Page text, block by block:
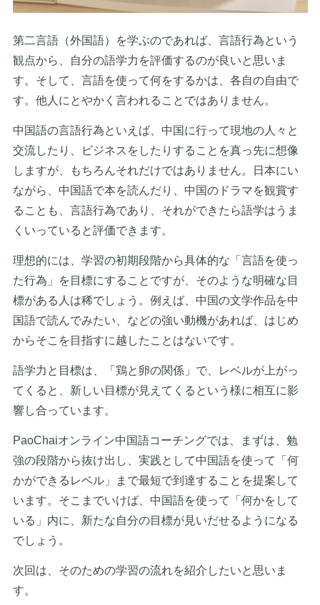
第二言語（外国語）を学ぶのであれば、言語行為という
観点から、自分の語学力を評価するのが良いと思いま
す。そして、言語を使って何をするかは、各自の自由で
す。他人にとやかく言われることではありません。
中国語の言語行為といえば、中国に行って現地の人々と
交流したり、ビジネスをしたりすることを真っ先に想像
しますが、もちろんそれだけではありません。日本にい
ながら、中国語で本を読んだり、中国のドラマを観賞す
ることも、言語行為であり、それができたら語学はうま
くいっていると評価できます。
理想的には、学習の初期段階から具体的な「言語を使っ
た行為」を目標にすることですが、そのような明確な目
標がある人は稀でしょう。例えば、中国の文学作品を中
国語で読んでみたい、などの強い動機があれば、はじめ
からそこを目指すに越したことはないです。
語学力と目標は、「鶏と卵の関係」で、レベルが上がっ
てくると、新しい目標が見えてくるという様に相互に影
響し合っています。
PaoChaiオンライン中国語コーチングでは、まずは、勉
強の段階から抜け出し、実践として中国語を使って「何
かができるレベル」まで最短で到達することを提案して
います。そこまでいけば、中国語を使って「何かをして
いる」内に、新たな自分の目標が見いだせるようになる
でしょう。
次回は、そのための学習の流れを紹介したいと思いま
す。